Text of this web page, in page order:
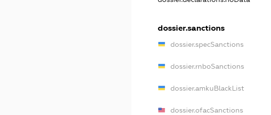
dossier.sanctions
dossier.specSanctions
dossier.rnboSanctions
dossier.amkuBlackList
dossier.ofacSanctions